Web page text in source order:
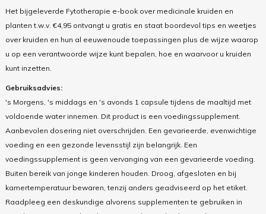
Het bijgeleverde Fytotherapie e-book over medicinale kruiden en
planten t.w.v. €4,95 ontvangt u gratis en staat boordevol tips en weetjes
over kruiden en hun al eeuwenoude toepassingen plus de wijze waarop
u op een verantwoorde wijze kunt bepalen, hoe en waarvoor u kruiden
kunt inzetten.
Gebruiksadvies:
's Morgens, 's middags en 's avonds 1 capsule tijdens de maaltijd met
voldoende water innemen. Dit product is een voedingssupplement.
Aanbevolen dosering niet overschrijden. Een gevarieerde, evenwichtige
voeding en een gezonde levensstijl zijn belangrijk. Een
voedingssupplement is geen vervanging van een gevarieerde voeding.
Buiten bereik van jonge kinderen houden. Droog, afgesloten en bij
kamertemperatuur bewaren, tenzij anders geadviseerd op het etiket.
Raadpleeg een deskundige alvorens supplementen te gebruiken in